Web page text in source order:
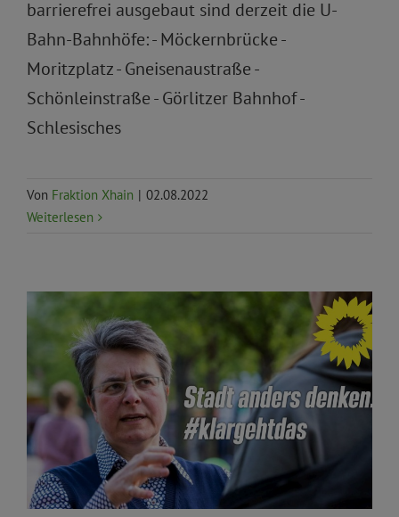
barrierefrei ausgebaut sind derzeit die U-
Bahn-Bahnhöfe: - Möckernbrücke -
Moritzplatz - Gneisenaustraße -
Schönleinstraße - Görlitzer Bahnhof -
Schlesisches
Von Fraktion Xhain | 02.08.2022
Weiterlesen
Allgemein Priorität Stachel Umwelt, Klima und
Ökologie
Verkehr und Mobilität